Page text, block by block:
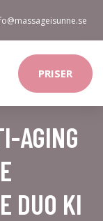
PRISER
AGING
DUO KI